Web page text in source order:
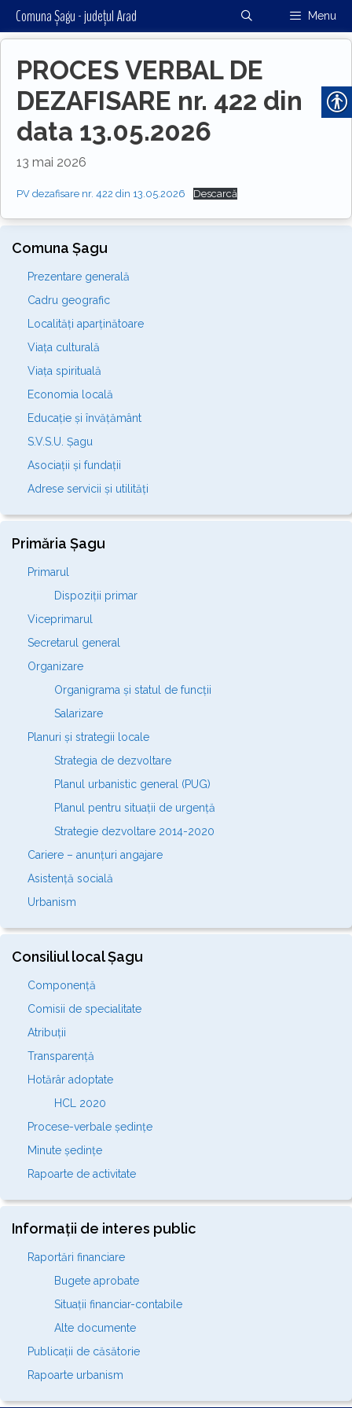
Sari
la
Comuna Șagu - județul Arad Menu
PROCES VERBAL DE
DEZAFISARE nr. 422 din
data 13.05.2026
13 mai 2026
PV dezafisare nr. 422 din 13.05.2026 Descarcă
Comuna Șagu
Prezentare generală
Cadru geografic
Localități aparținătoare
Viața culturală
Viața spirituală
Economia locală
Educație și învățământ
S.V.S.U. Șagu
Asociații și fundații
Adrese servicii și utilități
Primăria Șagu
Primarul
Dispoziții primar
Viceprimarul
Secretarul general
Organizare
Organigrama și statul de funcții
Salarizare
Planuri și strategii locale
Strategia de dezvoltare
Planul urbanistic general (PUG)
Planul pentru situații de urgență
Strategie dezvoltare 2014-2020
Cariere – anunțuri angajare
Asistență socială
Urbanism
Consiliul local Șagu
Componență
Comisii de specialitate
Atribuții
Transparență
Hotărâr adoptate
HCL 2020
Procese-verbale ședințe
Minute ședințe
Rapoarte de activitate
Informații de interes public
Raportări financiare
Bugete aprobate
Situații financiar-contabile
Alte documente
Publicații de căsătorie
Rapoarte urbanism